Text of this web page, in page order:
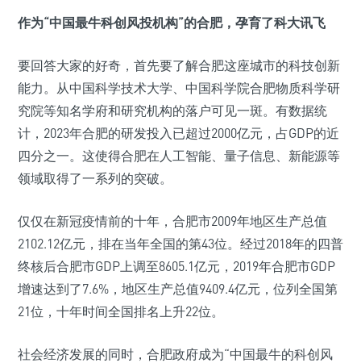
作为“中国最牛科创风投机构”的合肥，孕育了科大讯飞
要回答大家的好奇，首先要了解合肥这座城市的科技创新
能力。从中国科学技术大学、中国科学院合肥物质科学研
究院等知名学府和研究机构的落户可见一斑。有数据统
计，2023年合肥的研发投入已超过2000亿元，占GDP的近
四分之一。这使得合肥在人工智能、量子信息、新能源等
领域取得了一系列的突破。
仅仅在新冠疫情前的十年，合肥市2009年地区生产总值
2102.12亿元，排在当年全国的第43位。经过2018年的四普
终核后合肥市GDP上调至8605.1亿元，2019年合肥市GDP
增速达到了7.6%，地区生产总值9409.4亿元，位列全国第
21位，十年时间全国排名上升22位。
社会经济发展的同时，合肥政府成为“中国最牛的科创风